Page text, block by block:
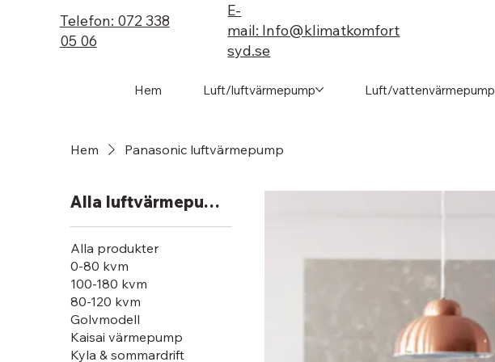
Telefon: 072 338
05 06
E-
mail: Info@klimatkomfort
syd.se
Hem Luft/luftvärmepump Luft/vattenvärmepump
Hem Panasonic luftvärmepump
Alla luftvärmepumpar
Alla produkter
0-80 kvm
100-180 kvm
80-120 kvm
Golvmodell
Kaisai värmepump
Kyla & sommardrift